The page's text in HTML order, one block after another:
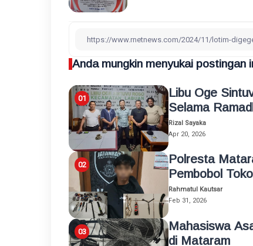
Anda mungkin menyukai postingan
Libu Oge
Selama
Rizal Sayaka
Apr 20, 2026
Polresta
Pembobol
Rahmatul Kautsar
Feb 31, 2026
Mahasiswa
di Mataram